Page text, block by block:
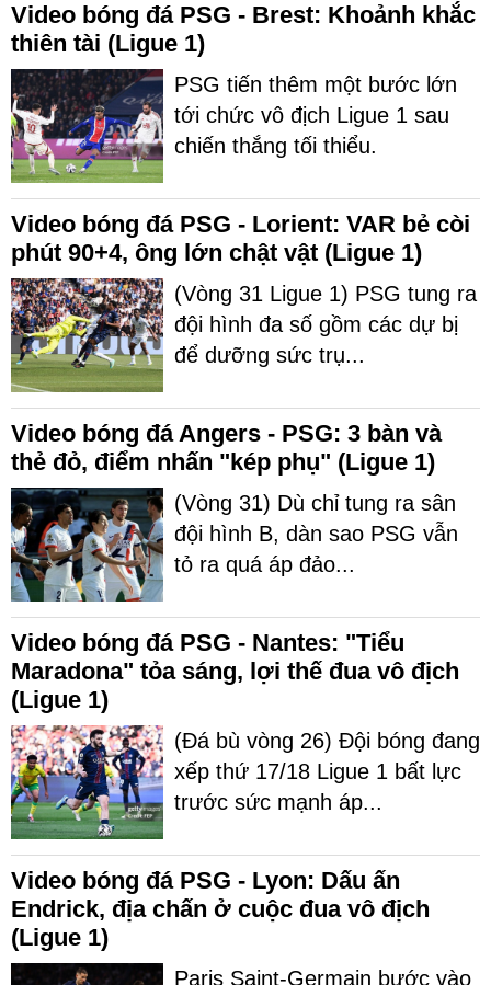
Video bóng đá PSG - Brest: Khoảnh khắc
thiên tài (Ligue 1)
PSG tiến thêm một bước lớn
tới chức vô địch Ligue 1 sau
chiến thắng tối thiểu.
Video bóng đá PSG - Lorient: VAR bẻ còi
phút 90+4, ông lớn chật vật (Ligue 1)
(Vòng 31 Ligue 1) PSG tung ra
đội hình đa số gồm các dự bị
để dưỡng sức trụ...
Video bóng đá Angers - PSG: 3 bàn và
thẻ đỏ, điểm nhấn "kép phụ" (Ligue 1)
(Vòng 31) Dù chỉ tung ra sân
đội hình B, dàn sao PSG vẫn
tỏ ra quá áp đảo...
Video bóng đá PSG - Nantes: "Tiểu
Maradona" tỏa sáng, lợi thế đua vô địch
(Ligue 1)
(Đá bù vòng 26) Đội bóng đang
xếp thứ 17/18 Ligue 1 bất lực
trước sức mạnh áp...
Video bóng đá PSG - Lyon: Dấu ấn
Endrick, địa chấn ở cuộc đua vô địch
(Ligue 1)
Paris Saint-Germain bước vào